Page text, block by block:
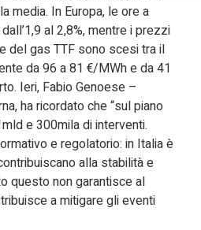
media. In Europa, le ore a
al 2,8%, mentre i prezzi
del gas TTF sono scesi tra il
da 96 a 81 €/MWh e da 41
Ieri, Fabio Genoese –
ha ricordato che “sul piano
e 300mila di interventi.
e regolatorio: in Italia è
alla stabilità e
questo non garantisce al
a mitigare gli eventi